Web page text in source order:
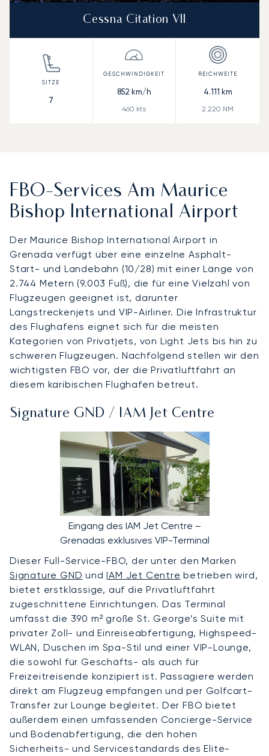
Cessna Citation VII
7
852 km/h
460 kts
4.111 km
2.220 NM
FBO-Services Am Maurice
Bishop International Airport
Der Maurice Bishop International Airport in
Grenada verfügt über eine einzelne Asphalt-
Start- und Landebahn (10/28) mit einer Länge von
2.744 Metern (9.003 Fuß), die für eine Vielzahl von
Flugzeugen geeignet ist, darunter
Langstreckenjets und VIP-Airliner. Die Infrastruktur
des Flughafens eignet sich für die meisten
Kategorien von Privatjets, von Light Jets bis hin zu
schweren Flugzeugen. Nachfolgend stellen wir den
wichtigsten FBO vor, der die Privatluftfahrt an
diesem karibischen Flughafen betreut.
Signature GND / IAM Jet Centre
Eingang des IAM Jet Centre –
Grenadas exklusives VIP-Terminal
Dieser Full-Service-FBO, der unter den Marken
Signature GND undIAM Jet Centre betrieben wird,
bietet erstklassige, auf die Privatluftfahrt
zugeschnittene Einrichtungen. Das Terminal
umfasst die 390 m² große St. George’s Suite mit
privater Zoll- und Einreiseabfertigung, Highspeed-
WLAN, Duschen im Spa-Stil und einer VIP-Lounge,
die sowohl für Geschäfts- als auch für
Freizeitreisende konzipiert ist. Passagiere werden
direkt am Flugzeug empfangen und per Golfcart-
Transfer zur Lounge begleitet. Der FBO bietet
außerdem einen umfassenden Concierge-Service
und Bodenabfertigung, die den hohen
Sicherheits- und Servicestandards des Elite-